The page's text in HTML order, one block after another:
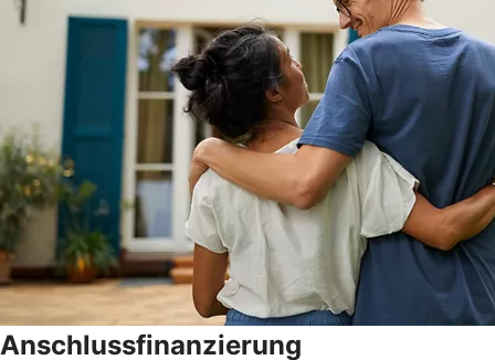
Anschlussfinanzierung